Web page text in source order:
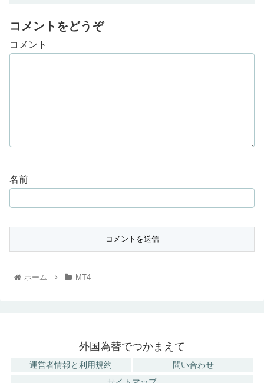
コメントをどうぞ
コメント
名前
ホーム MT4
外国為替でつかまえて
運営者情報と利用規約
問い合わせ